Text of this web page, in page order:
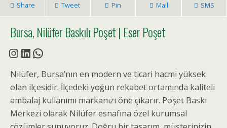
Share Tweet Pin Mail SMS
Bursa, Nilüfer Baskılı Poşet | Eser Poşet
Instagram
LinkedIn
WhatsApp
Nilüfer, Bursa’nın en modern ve ticari hacmi yüksek
olan ilçesidir. İlçedeki yoğun rekabet ortamında kaliteli
ambalaj kullanımı markanızı öne çıkarır. Poşet Baskı
Merkezi olarak Nilüfer esnafına özel kurumsal